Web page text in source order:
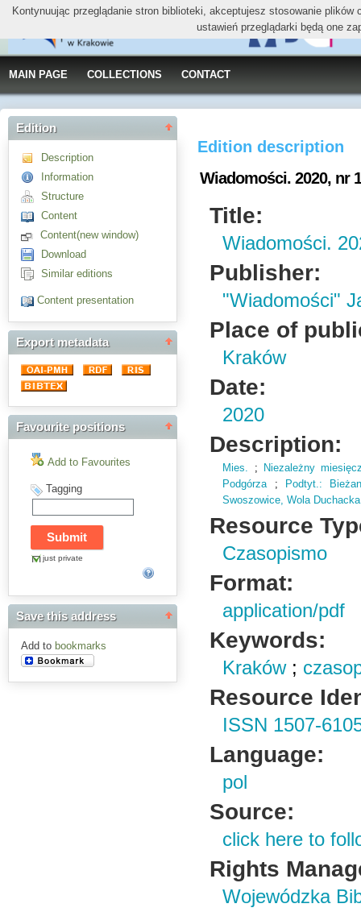
MAIN PAGE COLLECTIONS CONTACT
Edition
Description
Information
Structure
Content
Content(new window)
Download
Similar editions
Content presentation
Export metadata
Favourite positions
Add to Favourites
Tagging
just private
Save this address
Add to bookmarks
Edition description
Wiadomości. 2020, nr
Title:
Wiadomości.
Publisher:
"Wiadomości"
Place of
Kraków
Date:
2020
Description:
Mies. ;
Niezależny
Podgórza; Podtyt.:
Swoszowice, Wola
Resource
Czasopismo
Format:
application/pdf
Keywords:
Kraków;
Resource
ISSN 1507-
Language:
pol
Source:
click here to
Rights
Wojewódzka
Kontynuując przeglądanie stron biblioteki, akceptujesz stosowanie
ustawień przeglądarki będą one